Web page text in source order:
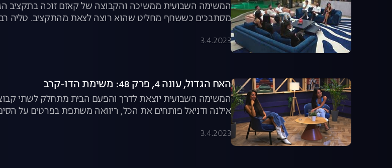
המשימה השבועית ממשיכה והקבוצה של קאזם זוכה בתקציב
מסתבכים כששחף מחליט שהוא רוצה לצאת מהתקציב. טליה
האח הגדול עוזב את הבית | האח הגדול, לצפייה ישירה
3.4.2023
האח הגדול, עונה 4, פרק 48: משימת הדו-קרב
המשימה השבועית יוצאת לדרך והפעם הבית מתחלק לשתי
אילנה ודניאל פותחים את הכל, ריוואה משתפת בפרטים על
בתוכנית "הדו"ח היומי" | האח הגדול, לצפייה ישירה
3.4.2023